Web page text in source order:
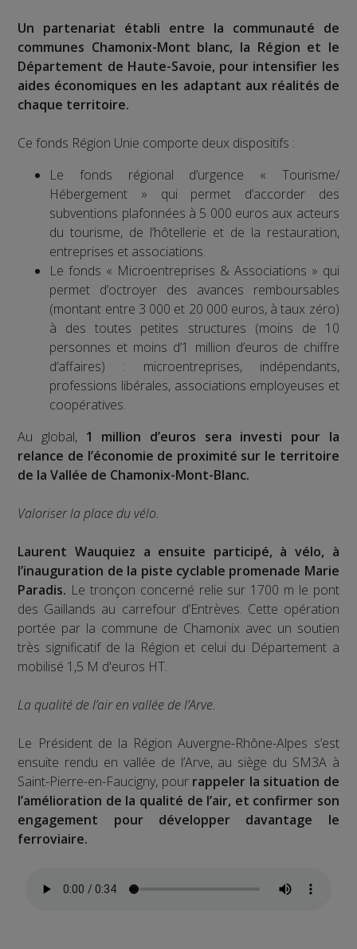
Un partenariat établi entre la communauté de
communes Chamonix-Mont blanc, la Région et le
Département de Haute-Savoie, pour intensifier les
aides économiques en les adaptant aux réalités de
chaque territoire.
Ce fonds Région Unie comporte deux dispositifs :
Le fonds régional d’urgence « Tourisme/
Hébergement » qui permet d’accorder des
subventions plafonnées à 5 000 euros aux acteurs
du tourisme, de l’hôtellerie et de la restauration,
entreprises et associations.
Le fonds « Microentreprises & Associations » qui
permet d’octroyer des avances remboursables
(montant entre 3 000 et 20 000 euros, à taux zéro)
à des toutes petites structures (moins de 10
personnes et moins d’1 million d’euros de chiffre
d’affaires) : microentreprises, indépendants,
professions libérales, associations employeuses et
coopératives.
Au global, 1 million d’euros sera investi pour la
relance de l’économie de proximité sur le territoire
de la Vallée de Chamonix-Mont-Blanc.
Valoriser la place du vélo.
Laurent Wauquiez a ensuite participé, à vélo, à
l’inauguration de la piste cyclable promenade Marie
Paradis. Le tronçon concerné relie sur 1700 m le pont
des Gaillands au carrefour d’Entrèves. Cette opération
portée par la commune de Chamonix avec un soutien
très significatif de la Région et celui du Département a
mobilisé 1,5 M d'euros HT.
La qualité de l’air en vallée de l’Arve.
Le Président de la Région Auvergne-Rhône-Alpes s’est
ensuite rendu en vallée de l’Arve, au siège du SM3A à
Saint-Pierre-en-Faucigny, pour rappeler la situation de
l’amélioration de la qualité de l’air, et confirmer son
engagement pour développer davantage le
ferroviaire.